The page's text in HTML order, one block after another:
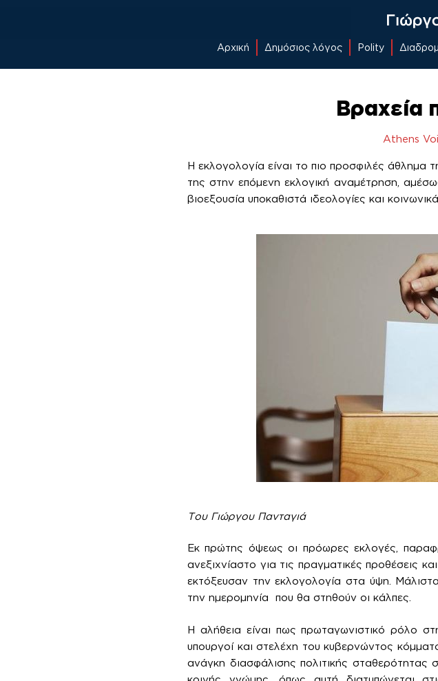
Αρχική Δημόσιος λόγος Polity
Βραχεία
Athens
Η εκλογολογία είναι το πιο προσφιλές άθλημα
της στην επόμενη εκλογική αναμέτρηση,
βιοεξουσία υποκαθιστά ιδεολογίες και
Του Γιώργου Πανταγιά
Εκ πρώτης όψεως οι πρόωρες εκλογές,
ανεξιχνίαστο για τις πραγματικές προθέσεις
εκτόξευσαν την εκλογολογία στα ύψη.
την ημερομηνία που θα στηθούν οι κάλπες.
Η αλήθεια είναι πως πρωταγωνιστικό ρόλο
υπουργοί και στελέχη του κυβερνώντος
ανάγκη διασφάλισης πολιτικής